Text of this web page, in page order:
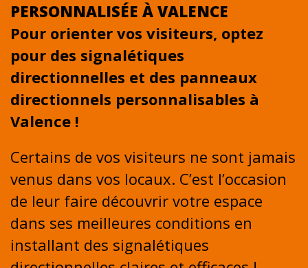
PERSONNALISÉE À VALENCE
Pour orienter vos visiteurs, optez
pour des signalétiques
directionnelles et des panneaux
directionnels personnalisables à
Valence !
Certains de vos visiteurs ne sont jamais
venus dans vos locaux. C’est l’occasion
de leur faire découvrir votre espace
dans ses meilleures conditions en
installant des signalétiques